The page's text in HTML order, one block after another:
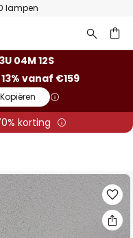
lampen
04M 11S
vanaf €159
Kopiëren
korting